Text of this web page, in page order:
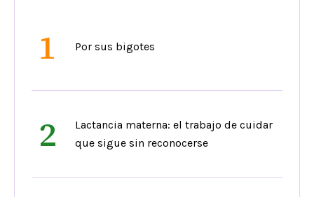
1 Por sus bigotes
2
Lactancia materna: el trabajo de cuidar
que sigue sin reconocerse